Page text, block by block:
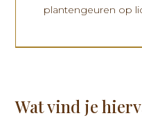
plantengeuren op
Wat vind je